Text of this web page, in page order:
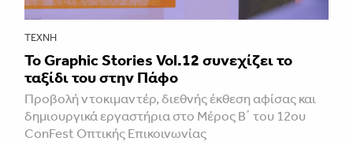
ΤΈΧΝΗ
Το Graphic Stories Vol.12 συνεχίζει το
ταξίδι του στην Πάφο
Προβολή ντοκιμαντέρ, διεθνής έκθεση αφίσας και
δημιουργικά εργαστήρια στο Μέρος Β΄ του 12ου
ConFest Οπτικής Επικοινωνίας